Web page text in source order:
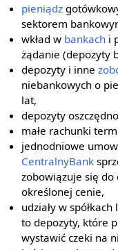
pieniądz
sektorem
wkład w bankach i
żądanie (depozyty
depozyty i inne
niebankowych o
lat,
depozyty
małe rachunki
jednodniowe
CentralnyBank
zobowiązuje się
określonej cenie,
udziały w
to depozyty, które
wystawić czeki na